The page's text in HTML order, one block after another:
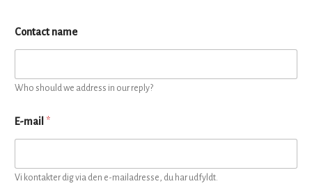
Contact name
Who should we address in our reply?
E-mail *
Vi kontakter dig via den e-mailadresse, du har udfyldt.